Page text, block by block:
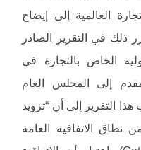
العالمية إلى إيضاح
ذلك في التقرير الصادر
الخاص بالتجارة في
بتاريخ 17/3/1999 والمقدم إلى المجلس العام
التقرير إلى أن “تزويد
نطاق الاتفاقية العامة